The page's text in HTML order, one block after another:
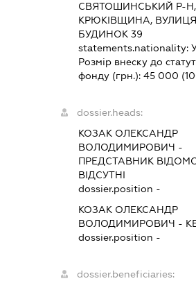
СВЯТОШИНСЬКИЙ Р-
КРЮКІВЩИНА, ВУЛИЦЯ
БУДИНОК 39
statements.nationality:
Розмір внеску до
фонду (грн.): 45 000
dossier.heads:
КОЗАК ОЛЕКСАНДР
ВОЛОДИМИРОВИЧ -
ПРЕДСТАВНИК
ВІДСУТНІ
dossier.position -
КОЗАК ОЛЕКСАНДР
ВОЛОДИМИРОВИЧ -
dossier.position -
dossier.beneficiaries: